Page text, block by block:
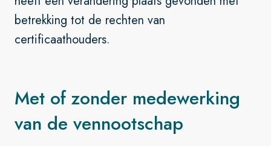
betrekking tot de rechten van
certificaathouders.
Met of zonder medewerking
van de vennootschap